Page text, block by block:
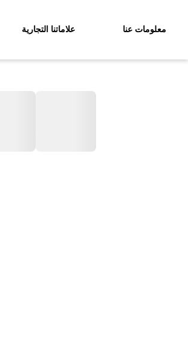
معلومات عنا علاماتنا التجارية